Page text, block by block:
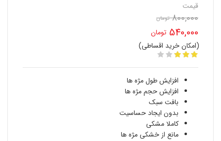
قیمت
800,000 تومان
اصلی
بود.
540,000 تومان
قیمت
فعلی
540,000 تومان
است.
(امکان خرید اقساطی)
افزایش طول مژه ها
افزایش حجم مژه ها
بافت سبک
بدون ایجاد حساسیت
کاملا مشکی
مانع از خشکی مژه ها